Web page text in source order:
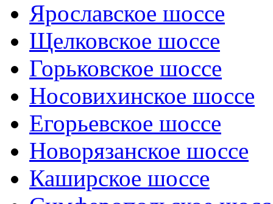
Ярославское шоссе
Щелковское шоссе
Горьковское шоссе
Носовихинское шоссе
Егорьевское шоссе
Новорязанское шоссе
Каширское шоссе